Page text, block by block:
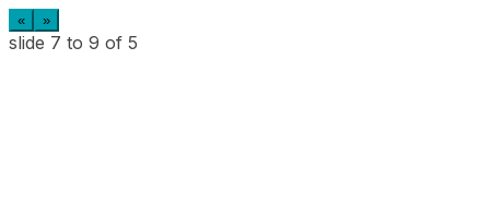
« »
slide 7 to 9 of 5